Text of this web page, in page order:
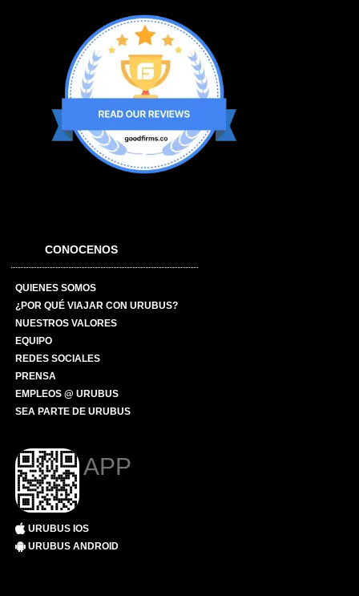
CONOCENOS
QUIENES SOMOS
¿POR QUÉ VIAJAR CON URUBUS?
NUESTROS VALORES
EQUIPO
REDES SOCIALES
PRENSA
EMPLEOS @ URUBUS
SEA PARTE DE URUBUS
APP
URUBUS IOS
URUBUS ANDROID